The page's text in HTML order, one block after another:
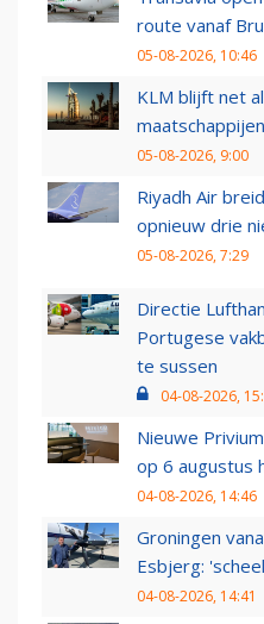
route vanaf
05-08-2026, 10:46
KLM blijft net
05-08-2026, 9:00
Riyadh Air
opnieuw drie
05-08-2026, 7:29
Directie
Portugese
te sussen
04-08-2026,
Nieuwe
op 6 augustus
04-08-2026, 14:46
Groningen
Esbjerg:
04-08-2026, 14:41